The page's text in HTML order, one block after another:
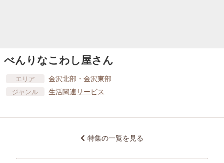
べんりなこわし屋さん
エリア 金沢北部・金沢東部
ジャンル 生活関連サービス
特集の一覧を見る